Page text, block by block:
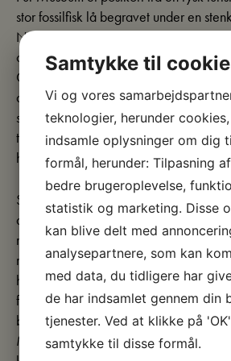
stor fossilfisk lå begravet under en
Nordstrand. Postkortet, der var
omkring stedet, satte museumsinspektør
Christensen i gang med en spændende
aften fandt han en cementsten, der
stor fisk. Stenen blev bjerget næste
turist havde allerede taget den øverste
hjem.”
Selvom det var fuldt lovligt, sikrede
den ene halvdel af fossilet. Året efter
museet kunne låne den øverste halvdel
mod, at museet sørgede for
hændelse førte til stor presseomtale og
for arbejdet med at indføre Danekræ-
beskytter naturskabte genstande. I
Museum den øverste del af fossilet, og
Samtykke til
Vi og vores
teknologier, herunder
indsamle oplysninger om dig
formål, herunder: Tilpasning
bedre brugeroplevelse,
statistik og marketing. Disse
kan blive delt med
analysepartnere, som kan
med data, du tidligere har
de har indsamlet gennem din
tjenester. Ved at klikke på
samtykke til disse formål.